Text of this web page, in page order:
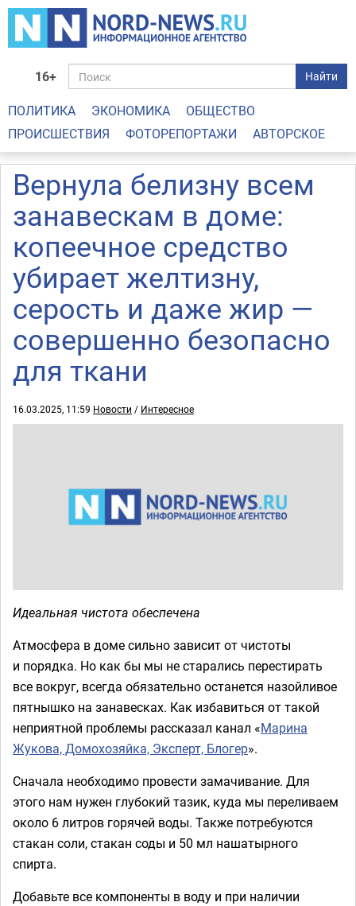
16+ Найти
ПОЛИТИКА ЭКОНОМИКА
ОБЩЕСТВО
ПРОИСШЕСТВИЯ
ФОТОРЕПОРТАЖИ АВТОРСКОЕ
Вернула белизну всем
занавескам в доме:
копеечное средство
убирает желтизну,
серость и даже жир —
совершенно безопасно
для ткани
16.03.2025, 11:59 Новости / Интересное
Идеальная чистота обеспечена
Атмосфера в доме сильно зависит от чистоты
и порядка. Но как бы мы не старались перестирать
все вокруг, всегда обязательно останется назойливое
пятнышко на занавесках. Как избавиться от такой
неприятной проблемы рассказал канал «Марина
Жукова, Домохозяйка, Эксперт, Блогер».
Сначала необходимо провести замачивание. Для
этого нам нужен глубокий тазик, куда мы переливаем
около 6 литров горячей воды. Также потребуются
стакан соли, стакан соды и 50 мл нашатырного
спирта.
Добавьте все компоненты в воду и при наличии